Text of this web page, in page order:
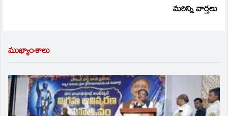
మరిన్ని వార్తలు
ముఖ్యాంశాలు